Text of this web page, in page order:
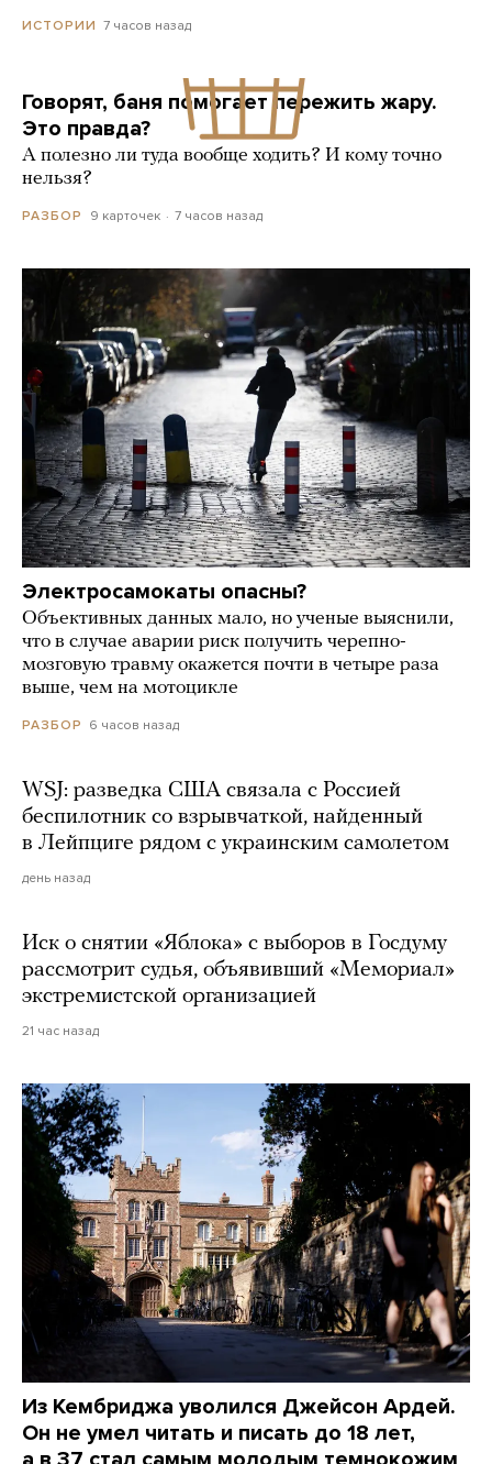
ИСТОРИИ 7 часов назад
Говорят, баня помогает пережить жару.
Это правда?
А полезно ли туда вообще ходить? И кому точно
нельзя?
РАЗБОР 9 карточек 7 часов назад
Электросамокаты опасны?
Объективных данных мало, но ученые выяснили,
что в случае аварии риск получить черепно-
мозговую травму окажется почти в четыре раза
выше, чем на мотоцикле
РАЗБОР 6 часов назад
WSJ: разведка США связала с Россией
беспилотник со взрывчаткой, найденный
в Лейпциге рядом с украинским самолетом
день назад
Иск о снятии «Яблока» с выборов в Госдуму
рассмотрит судья, объявивший «Мемориал»
экстремистской организацией
21 час назад
Из Кембриджа уволился Джейсон Ардей.
Он не умел читать и писать до 18 лет,